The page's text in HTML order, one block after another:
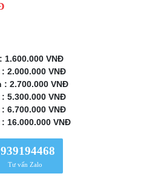
1.600.000 VNĐ
2.000.000 VNĐ
: 2.700.000 VNĐ
5.300.000 VNĐ
6.700.000 VNĐ
16.000.000 VNĐ
Tư vấn Zalo